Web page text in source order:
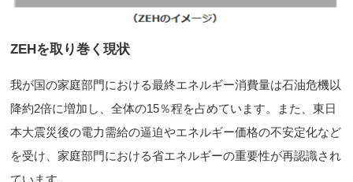
ZEHを取り巻く現状
我が国の家庭部門における最終エネルギー消費量は石油危機以
降約2倍に増加し、全体の15％程を占めています。また、東日
本大震災後の電力需給の逼迫やエネルギー価格の不安定化など
を受け、家庭部門における省エネルギーの重要性が再認識され
ています。